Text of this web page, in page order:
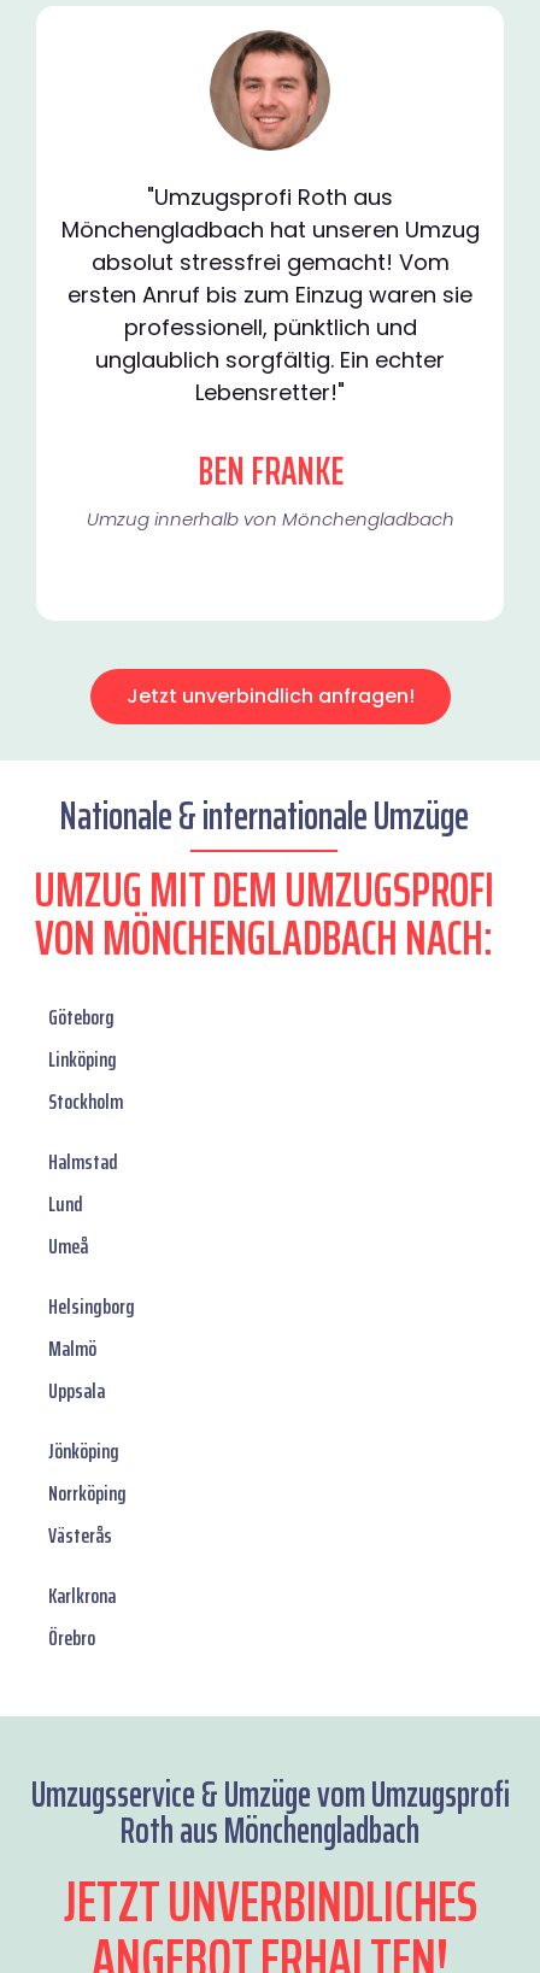
"Umzugsprofi Roth aus
Mönchengladbach hat unseren Umzug
absolut stressfrei gemacht! Vom
ersten Anruf bis zum Einzug waren sie
professionell, pünktlich und
unglaublich sorgfältig. Ein echter
Lebensretter!"
BEN FRANKE
Umzug innerhalb von Mönchengladbach​
Jetzt unverbindlich anfragen!
Nationale & internationale Umzüge
UMZUG MIT DEM UMZUGSPROFI
VON MÖNCHENGLADBACH NACH:
Göteborg
Linköping
Stockholm
Halmstad
Lund
Umeå
Helsingborg
Malmö
Uppsala
Jönköping
Norrköping
Västerås
Karlkrona
Örebro
Umzugsservice & Umzüge vom Umzugsprofi
Roth aus Mönchengladbach
JETZT UNVERBINDLICHES